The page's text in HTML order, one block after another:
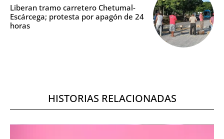
Liberan tramo carretero Chetumal-
Escárcega; protesta por apagón de 24
horas
HISTORIAS RELACIONADAS